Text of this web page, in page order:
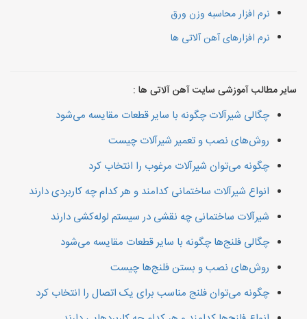
نرم افزار محاسبه وزن ورق
نرم افزارهای آهن آلاتی ها
سایر مطالب آموزشی سایت آهن آلاتی ها :
چگالی شیرآلات چگونه با سایر قطعات مقایسه می‌شود
روش‌های نصب و تعمیر شیرآلات چیست
چگونه می‌توان شیرآلات مرغوب را انتخاب کرد
انواع شیرآلات ساختمانی کدامند و هر کدام چه کاربردی دارند
شیرآلات ساختمانی چه نقشی در سیستم لوله‌کشی دارند
چگالی فلنج‌ها چگونه با سایر قطعات مقایسه می‌شود
روش‌های نصب و بستن فلنج‌ها چیست
چگونه می‌توان فلنج مناسب برای یک اتصال را انتخاب کرد